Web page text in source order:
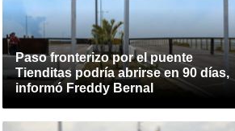
Paso fronterizo por el puente
Tienditas podría abrirse en 90 días,
informó Freddy Bernal